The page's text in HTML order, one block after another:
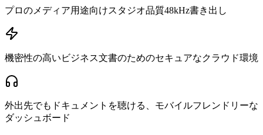
プロのメディア用途向けスタジオ品質48kHz書き出し
機密性の高いビジネス文書のためのセキュアなクラウド環境
外出先でもドキュメントを聴ける、モバイルフレンドリーな
ダッシュボード